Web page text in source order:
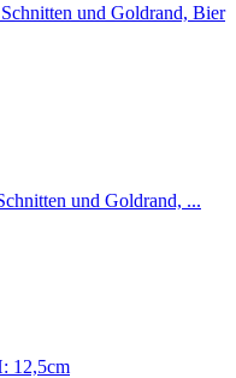
und Goldrand, Bier
und Goldrand, ...
12,5cm